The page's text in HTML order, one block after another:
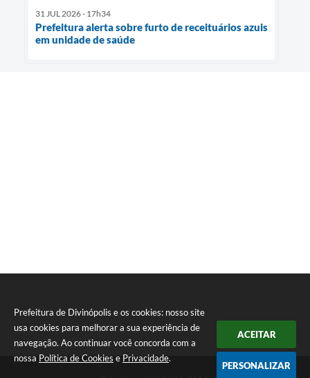
Prefeitura de Divinópolis e os cookies: nosso site
usa cookies para melhorar a sua experiência de
navegação. Ao continuar você concorda com a
nossa Política de Cookies e Privacidade.
ACEITAR
PERSONALIZAR
31 JUL 2026 - 17h34
Prefeitura alerta sobre furto de receituários azuis
em unidade de saúde